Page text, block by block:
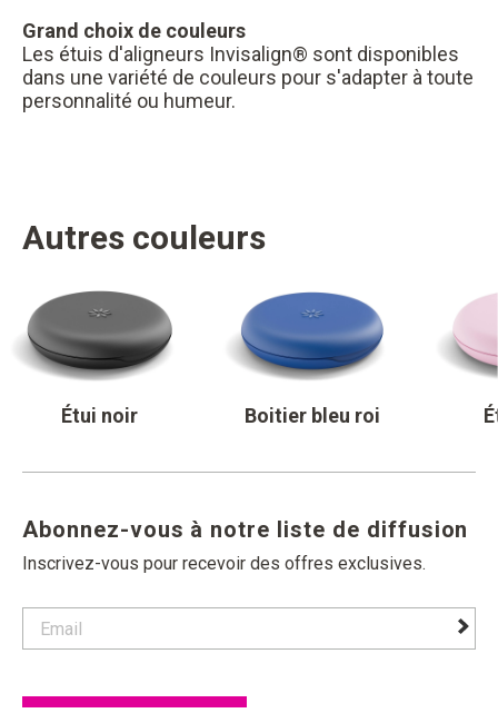
Grand choix de couleurs
Les étuis d'aligneurs Invisalign® sont disponibles
dans une variété de couleurs pour s'adapter à toute
personnalité ou humeur.
Autres couleurs
Étui noir Boitier bleu roi
Abonnez-vous à notre liste de diffusion
Inscrivez-vous pour recevoir des offres exclusives.
contact email label